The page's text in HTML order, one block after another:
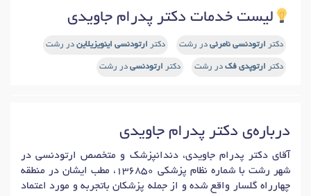
لیست خدمات دکتر پدرام جاویدی
دکتر ارتودنسی نامرئی در رشت دکتر ارتودنسی اینویزیلاین در رشت
دکتر ارتوپدی فک در رشت دکتر ارتودنسی در رشت
درباره‌ی دکتر پدرام جاویدی
آقای دکتر پدرام جاویدی، دندانپزشک و متخصص ارتودنسی در
شهر رشت با شماره نظام پزشکی 136850، مطب ایشان در منطقه
چهارراه گلسار واقع شده و از جمله پزشکان باتجربه و مورد اعتماد